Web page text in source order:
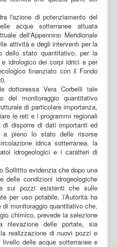
l'azione di potenziamento del
acque sotterranee attuata
dell'Appennino Meridionale
attività e degli interventi per la
dello stato quantitativo, per la
idrologico dei corpi idrici e per
finanziato con il Fondo
dottoressa Vera Corbelli tale
del monitoraggio quantitativo
di particolare importanza,
le reti e i programmi regionali
di disporre di dati importanti ed
a pieno lo stato delle risorse
idrica sotterranea, la
idrogeologici e i caratteri di
Sollittto evidenzia che dopo una
delle condizioni idrogeologiche
sui pozzi esistenti che sulle
per uso potabile, l’Autorità ha
monitoraggio quantitativo che,
chimico, prevede la selezione
rilevazione delle portate, sia
realizzazione di nuovi pozzi e
delle acque sotterranee e